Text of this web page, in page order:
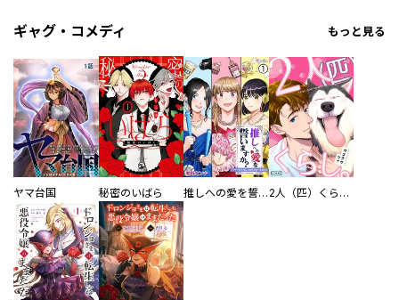
ギャグ・コメディ もっと見る
ヤマ台国 秘密のいばら 推しへの愛を誓いますか？～アラサー女子、推しは逃げぬが人生逃げる～ 2人（匹）くらし。